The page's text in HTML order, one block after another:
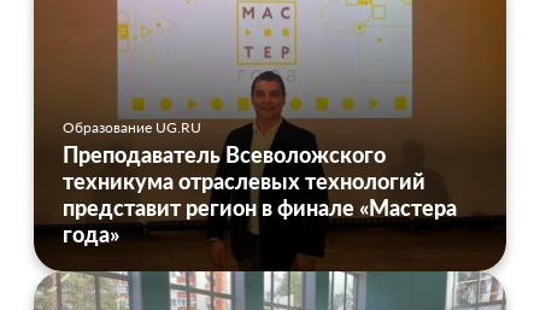
Образование UG.RU
Преподаватель Всеволожского
техникума отраслевых технологий
представит регион в финале «Мастера
года»